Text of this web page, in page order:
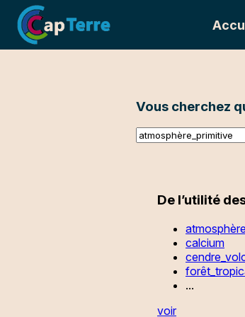
Vous cherchez
De l’utilité
calcium
...
voir